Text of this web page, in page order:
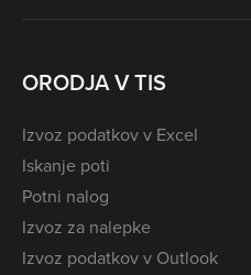
ORODJA V TIS
Izvoz podatkov v Excel
Iskanje poti
Potni nalog
Izvoz za nalepke
Izvoz podatkov v Outlook